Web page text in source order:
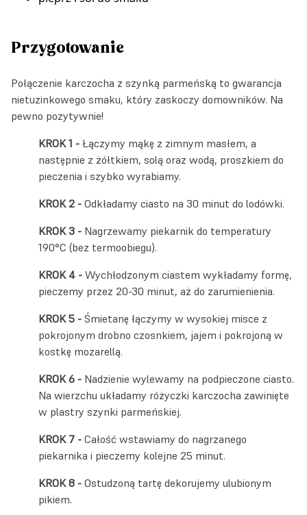
Przygotowanie
Połączenie karczocha z szynką parmeńską to gwarancja
nietuzinkowego smaku, który zaskoczy domowników. Na
pewno pozytywnie!
Łączymy mąkę z zimnym masłem, a
następnie z żółtkiem, solą oraz wodą, proszkiem do
pieczenia i szybko wyrabiamy.
Odkładamy ciasto na 30 minut do lodówki.
Nagrzewamy piekarnik do temperatury
190°C (bez termoobiegu).
Wychłodzonym ciastem wykładamy formę,
pieczemy przez 20-30 minut, aż do zarumienienia.
Śmietanę łączymy w wysokiej misce z
pokrojonym drobno czosnkiem, jajem i pokrojoną w
kostkę mozarellą.
Nadzienie wylewamy na podpieczone ciasto.
Na wierzchu układamy różyczki karczocha zawinięte
w plastry szynki parmeńskiej.
Całość wstawiamy do nagrzanego
piekarnika i pieczemy kolejne 25 minut.
Ostudzoną tartę dekorujemy ulubionym
pikiem.